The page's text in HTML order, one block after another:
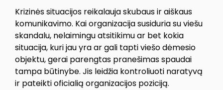
Krizinės situacijos reikalauja skubaus ir aiškaus
komunikavimo. Kai organizacija susiduria su viešu
skandalu, nelaimingu atsitikimu ar bet kokia
situacija, kuri jau yra ar gali tapti viešo dėmesio
objektu, gerai parengtas pranešimas spaudai
tampa būtinybe. Jis leidžia kontroliuoti naratyvą
ir pateikti oficialią organizacijos poziciją.